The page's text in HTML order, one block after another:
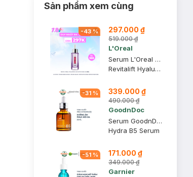
Sản phẩm xem cùng
-43% 297.000 ₫
519.000 ₫
L'Oreal
Serum L'Oreal Hyaluronic Acid Cấp Ẩm Sáng Da 30ml
Revitalift Hyaluronic Acid 1.5% Hyaluron Serum
-31 % 339.000 ₫
490.000 ₫
GoodnDoc
Serum GoodnDoc Dưỡng Ẩm, Hỗ Trợ Phục Hồi Da 30ml
Hydra B5 Serum
-51 % 171.000 ₫
349.000 ₫
Garnier